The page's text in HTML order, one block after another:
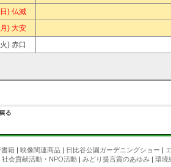
) 仏滅
) 大安
) 赤口
籍| 映像関連商品| 日比谷公園ガーデニングショー |
社会貢献活動・NPO活動 | みどり提言賞のあゆみ | 環境